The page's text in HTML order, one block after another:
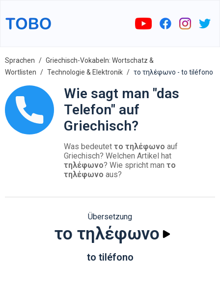
Sprachen
Griechisch-Vokabeln: Wortschatz &
Wortlisten
Technologie & Elektronik το τηλέφωνο - to tiléfono
Wie sagt man "das
Telefon" auf
Griechisch?
Was bedeutet το τηλέφωνο auf
Griechisch? Welchen Artikel hat
τηλέφωνο? Wie spricht man το
τηλέφωνο aus?
Übersetzung
το τηλέφωνο
to tiléfono